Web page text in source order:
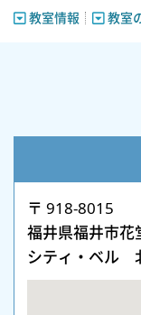
教室情報 教室
〒 918-8015
福井県福井市花
シティ・ベル